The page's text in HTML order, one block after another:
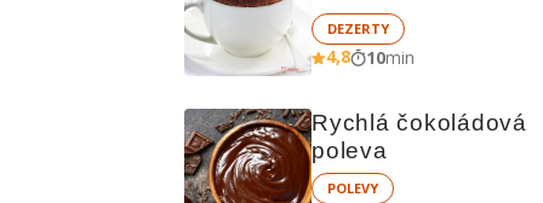
DEZERTY
4,8 10min
Rychlá čokoládová
poleva
POLEVY